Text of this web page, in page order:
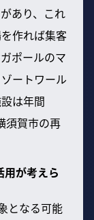
あり、これ
作れば集客
ポールのマ
ートワール
は年間
須賀市の再
が考えら
となる可能